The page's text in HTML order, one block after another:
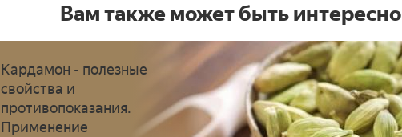
Вам также может быть интересно
Кардамон - полезные
свойства и
противопоказания.
Применение